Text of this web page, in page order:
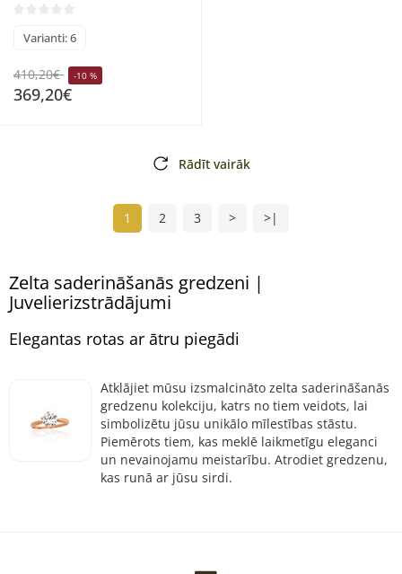
Varianti: 6
410,20€ -10 %
369,20€
Rādīt vairāk
1 2 3 > >|
Zelta saderināšanās gredzeni |
Juvelierizstrādājumi
Elegantas rotas ar ātru piegādi
Atklājiet mūsu izsmalcināto zelta saderināšanās
gredzenu kolekciju, katrs no tiem veidots, lai
simbolizētu jūsu unikālo mīlestības stāstu.
Piemērots tiem, kas meklē laikmetīgu eleganci
un nevainojamu meistarību. Atrodiet gredzenu,
kas runā ar jūsu sirdi.